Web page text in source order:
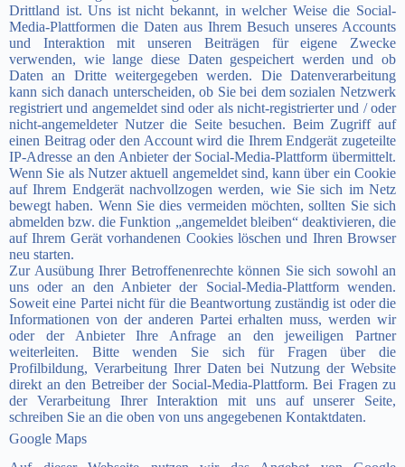
Drittland ist. Uns ist nicht bekannt, in welcher Weise die Social-
Media-Plattformen die Daten aus Ihrem Besuch unseres Accounts
und Interaktion mit unseren Beiträgen für eigene Zwecke
verwenden, wie lange diese Daten gespeichert werden und ob
Daten an Dritte weitergegeben werden. Die Datenverarbeitung
kann sich danach unterscheiden, ob Sie bei dem sozialen Netzwerk
registriert und angemeldet sind oder als nicht-registrierter und / oder
nicht-angemeldeter Nutzer die Seite besuchen. Beim Zugriff auf
einen Beitrag oder den Account wird die Ihrem Endgerät zugeteilte
IP-Adresse an den Anbieter der Social-Media-Plattform übermittelt.
Wenn Sie als Nutzer aktuell angemeldet sind, kann über ein Cookie
auf Ihrem Endgerät nachvollzogen werden, wie Sie sich im Netz
bewegt haben. Wenn Sie dies vermeiden möchten, sollten Sie sich
abmelden bzw. die Funktion „angemeldet bleiben“ deaktivieren, die
auf Ihrem Gerät vorhandenen Cookies löschen und Ihren Browser
neu starten.
Zur Ausübung Ihrer Betroffenenrechte können Sie sich sowohl an
uns oder an den Anbieter der Social-Media-Plattform wenden.
Soweit eine Partei nicht für die Beantwortung zuständig ist oder die
Informationen von der anderen Partei erhalten muss, werden wir
oder der Anbieter Ihre Anfrage an den jeweiligen Partner
weiterleiten. Bitte wenden Sie sich für Fragen über die
Profilbildung, Verarbeitung Ihrer Daten bei Nutzung der Website
direkt an den Betreiber der Social-Media-Plattform. Bei Fragen zu
der Verarbeitung Ihrer Interaktion mit uns auf unserer Seite,
schreiben Sie an die oben von uns angegebenen Kontaktdaten.
Google Maps